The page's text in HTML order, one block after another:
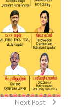
Next Post